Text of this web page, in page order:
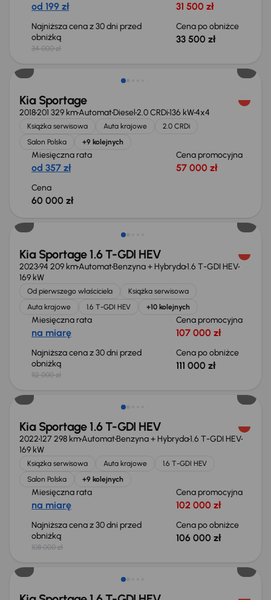
od 199 zł 31 500 zł
Najniższa cena z 30 dni przed
obniżką
34 000 zł
Cena po obniżce
33 500 zł
Kia Sportage
2018201 329 kmAutomatDiesel2.0 CRDi136 kW4x4
Książka serwisowa Auta krajowe
2.0 CRDi
Salon Polska
+9 kolejnych
Miesięczna rata
od 357 zł
Cena promocyjna
57 000 zł
Cena
60 000 zł
Taniej o 1 000 zł
Kia Sportage 1.6 T-GDI HEV
202394 209 kmAutomatBenzyna + Hybryda1.6 T-GDI HEV
169 kW
Od pierwszego właściciela
Książka serwisowa
Auta krajowe
1.6 T-GDI HEV +10 kolejnych
Miesięczna rata
na miarę
Cena promocyjna
107 000 zł
Najniższa cena z 30 dni przed
obniżką
112 000 zł
Cena po obniżce
111 000 zł
Taniej o 2 000 zł
Kia Sportage 1.6 T-GDI HEV
2022127 298 kmAutomatBenzyna + Hybryda1.6 T-GDI HEV
169 kW
Książka serwisowa Auta krajowe
1.6 T-GDI HEV
Salon Polska
+9 kolejnych
Miesięczna rata
na miarę
Cena promocyjna
102 000 zł
Najniższa cena z 30 dni przed
obniżką
108 000 zł
Cena po obniżce
106 000 zł
Taniej o 3 000 zł